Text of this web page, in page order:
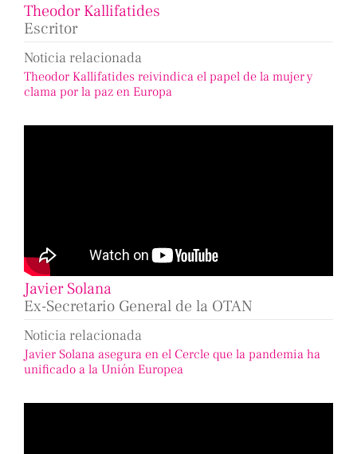
Theodor Kallifatides
Escritor
Noticia relacionada
Theodor Kallifatides reivindica el papel de la mujer y
clama por la paz en Europa
Javier Solana
Ex-Secretario General de la OTAN
Noticia relacionada
Javier Solana asegura en el Cercle que la pandemia ha
unificado a la Unión Europea